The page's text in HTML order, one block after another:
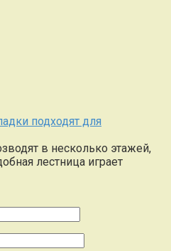
подходят для
в несколько этажей,
лестница играет